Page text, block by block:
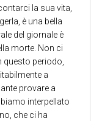
la sua vita,
è una bella
del giornale è
morte. Non ci
periodo,
a
provare a
interpellato
che ci ha